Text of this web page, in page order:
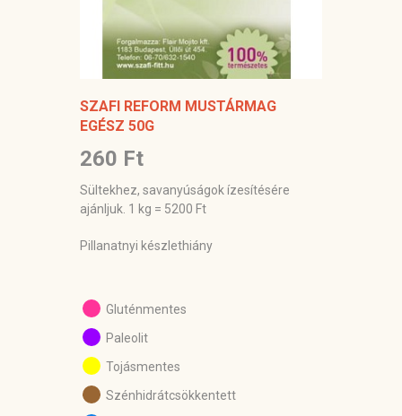
SZAFI REFORM MUSTÁRMAG
EGÉSZ 50G
260 Ft
Sültekhez, savanyúságok ízesítésére
ajánljuk. 1 kg = 5200 Ft
Pillanatnyi készlethiány
Gluténmentes
Paleolit
Tojásmentes
Szénhidrátcsökkentett